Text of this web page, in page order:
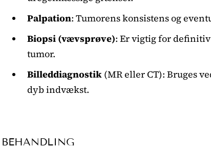
Palpation: Tumorens konsistens og
Biopsi (vævsprøve): Er vigtig for
tumor.
Billeddiagnostik (MR eller CT): Bruges
dyb indvækst.
BEHANDLING